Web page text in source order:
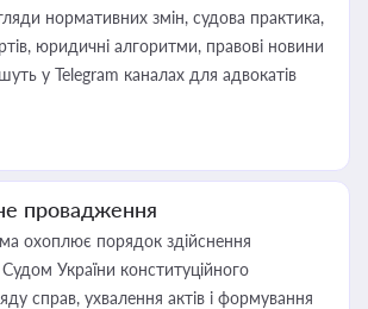
нормативних змін, судова практика,
юридичні алгоритми, правові новини
у Telegram каналах для адвокатів
провадження
охоплює порядок здійснення
України конституційного
справ, ухвалення актів і формування